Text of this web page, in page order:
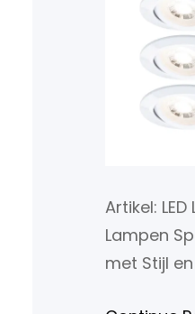
Artikel:
Lampen
met Stijl